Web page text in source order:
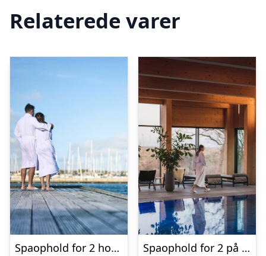
Relaterede varer
Spaophold for 2 hos Grand Hotel Stuer & Kurbad Limfjorden
Spaophold for 2 på Fjordgaarden